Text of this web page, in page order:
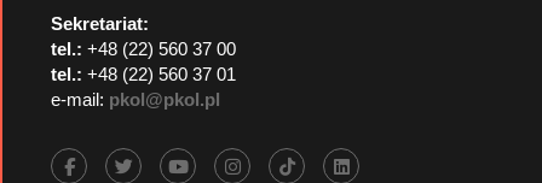
Sekretariat:
tel.: +48 (22) 560 37 00
tel.: +48 (22) 560 37 01
e-mail: pkol@pkol.pl